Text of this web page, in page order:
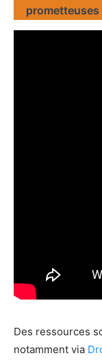
prometteuses
Des ressources
notamment via